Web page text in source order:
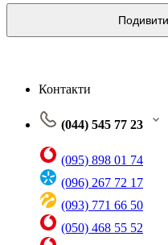
Контакти
(044) 545 77 23
(095) 898 01 74
(096) 267 72 17
(093) 771 66 50
(050) 468 55 52